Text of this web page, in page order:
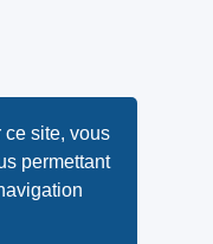
ce site, vous
permettant